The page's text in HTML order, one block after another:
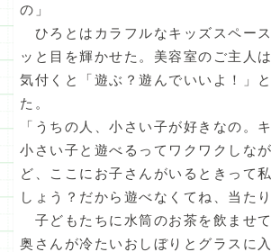
の」
ひろとはカラフルなキッズスペー
ッと目を輝かせた。美容室のご主人
気付くと「遊ぶ？遊んでいいよ！」
た。
「うちの人、小さい子が好きなの。
小さい子と遊べるってワクワクしな
ど、ここにお子さんがいるときって
しょう？だから遊べなくてね、当た
子どもたちに水筒のお茶を飲ませて
奥さんが冷たいおしぼりとグラスに